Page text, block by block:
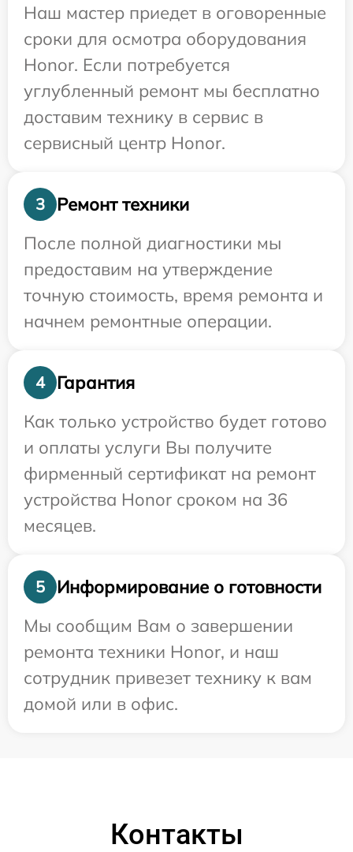
Наш мастер приедет в оговоренные
сроки для осмотра оборудования
Honor. Если потребуется
углубленный ремонт мы бесплатно
доставим технику в сервис в
сервисный центр Honor.
3
Ремонт техники
После полной диагностики мы
предоставим на утверждение
точную стоимость, время ремонта и
начнем ремонтные операции.
4
Гарантия
Как только устройство будет готово
и оплаты услуги Вы получите
фирменный сертификат на ремонт
устройства Honor сроком на 36
месяцев.
5
Информирование о готовности
Мы сообщим Вам о завершении
ремонта техники Honor, и наш
сотрудник привезет технику к вам
домой или в офис.
Контакты